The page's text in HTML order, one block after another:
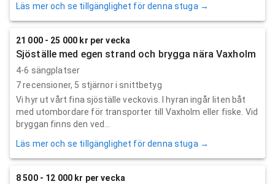
Läs mer och se tillgänglighet för denna stuga →
21 000 - 25 000 kr per vecka
Sjöställe med egen strand och brygga nära Vaxholm
4-6 sängplatser
7recensioner, 5 stjärnor i snittbetyg
Vi hyr ut vårt fina sjöställe veckovis. I hyran ingår liten båt
med utombordare för transporter till Vaxholm eller fiske. Vid
bryggan finns den ved...
Läs mer och se tillgänglighet för denna stuga →
8 500 - 12 000 kr per vecka